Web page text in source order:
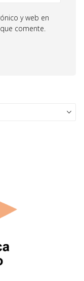
y web en
comente.